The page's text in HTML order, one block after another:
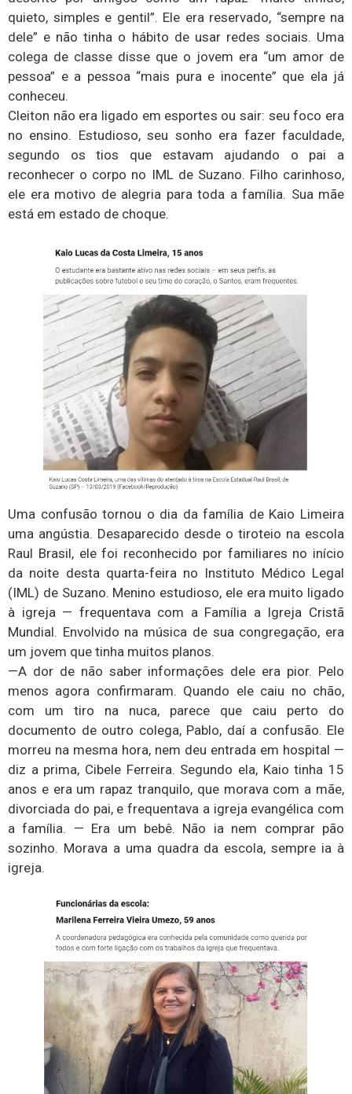
quieto, simples e gentil”. Ele era reservado, “sempre na
dele” e não tinha o hábito de usar redes sociais. Uma
colega de classe disse que o jovem era “um amor de
pessoa” e a pessoa “mais pura e inocente” que ela já
conheceu.
Cleiton não era ligado em esportes ou sair: seu foco era
no ensino. Estudioso, seu sonho era fazer faculdade,
segundo os tios que estavam ajudando o pai a
reconhecer o corpo no IML de Suzano. Filho carinhoso,
ele era motivo de alegria para toda a família. Sua mãe
está em estado de choque.
Uma confusão tornou o dia da família de Kaio Limeira
uma angústia. Desaparecido desde o tiroteio na escola
Raul Brasil, ele foi reconhecido por familiares no início
da noite desta quarta-feira no Instituto Médico Legal
(IML) de Suzano. Menino estudioso, ele era muito ligado
à igreja — frequentava com a Família a Igreja Cristã
Mundial. Envolvido na música de sua congregação, era
um jovem que tinha muitos planos.
—A dor de não saber informações dele era pior. Pelo
menos agora confirmaram. Quando ele caiu no chão,
com um tiro na nuca, parece que caiu perto do
documento de outro colega, Pablo, daí a confusão. Ele
morreu na mesma hora, nem deu entrada em hospital —
diz a prima, Cibele Ferreira. Segundo ela, Kaio tinha 15
anos e era um rapaz tranquilo, que morava com a mãe,
divorciada do pai, e frequentava a igreja evangélica com
a família. — Era um bebê. Não ia nem comprar pão
sozinho. Morava a uma quadra da escola, sempre ia à
igreja.